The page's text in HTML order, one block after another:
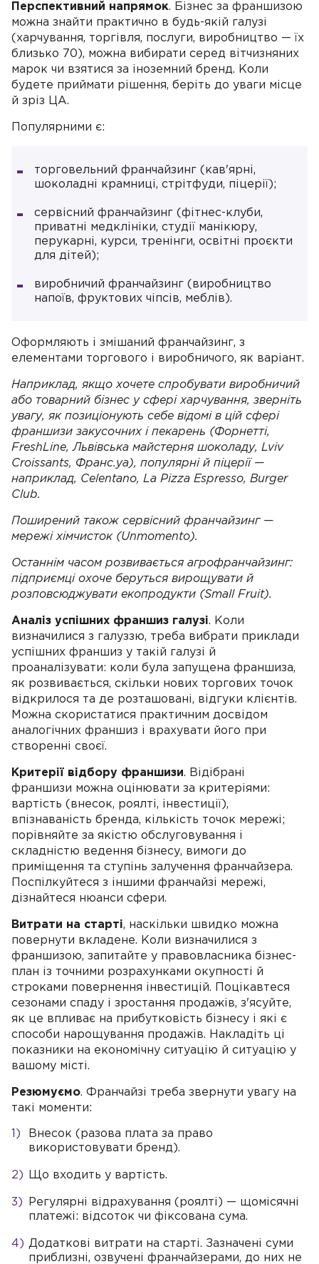
Перспективний напрямок. Бізнес за франшизою
можна знайти практично в будь-якій галузі
(харчування, торгівля, послуги, виробництво — їх
близько 70), можна вибирати серед вітчизняних
марок чи взятися за іноземний бренд. Коли
будете приймати рішення, беріть до уваги місце
й зріз ЦА.
Популярними є:
торговельний франчайзинг (кав'ярні,
шоколадні крамниці, стрітфуди, піцерії);
сервісний франчайзинг (фітнес-клуби,
приватні медклініки, студії манікюру,
перукарні, курси, тренінги, освітні проєкти
для дітей);
виробничий франчайзинг (виробництво
напоїв, фруктових чіпсів, меблів).
Оформляють і змішаний франчайзинг, з
елементами торгового і виробничого, як варіант.
Наприклад, якщо хочете спробувати виробничий
або товарний бізнес у сфері харчування, зверніть
увагу, як позиціонують себе відомі в цій сфері
франшизи закусочних і пекарень (Форнетті,
FreshLine, Львівська майстерня шоколаду, Lviv
Croissants, Франс.уа), популярні й піцерії —
наприклад, Celentano, La Pizza Espresso, Burger
Club.
Поширений також сервісний франчайзинг —
мережі хімчисток (Unmomento).
Останнім часом розвивається агрофранчайзинг:
підприємці охоче беруться вирощувати й
розповсюджувати екопродукти (Small Fruit).
Аналіз успішних франшиз галузі. Коли
визначилися з галуззю, треба вибрати приклади
успішних франшиз у такій галузі й
проаналізувати: коли була запущена франшиза,
як розвивається, скільки нових торгових точок
відкрилося та де розташовані, відгуки клієнтів.
Можна скористатися практичним досвідом
аналогічних франшиз і врахувати його при
створенні своєї.
Критерії відбору франшизи. Відібрані
франшизи можна оцінювати за критеріями:
вартість (внесок, роялті, інвестиції),
впізнаваність бренда, кількість точок мережі;
порівняйте за якістю обслуговування і
складністю ведення бізнесу, вимоги до
приміщення та ступінь залучення франчайзера.
Поспілкуйтеся з іншими франчайзі мережі,
дізнайтеся нюанси сфери.
Витрати на старті, наскільки швидко можна
повернути вкладене. Коли визначилися з
франшизою, запитайте у правовласника бізнес-
план із точними розрахунками окупності й
строками повернення інвестицій. Поцікавтеся
сезонами спаду і зростання продажів, з'ясуйте,
як це впливає на прибутковість бізнесу і які є
способи нарощування продажів. Накладіть ці
показники на економічну ситуацію й ситуацію у
вашому місті.
Резюмуємо. Франчайзі треба звернути увагу на
такі моменти:
Внесок (разова плата за право
використовувати бренд).
Що входить у вартість.
Регулярні відрахування (роялті) — щомісячні
платежі: відсоток чи фіксована сума.
Додаткові витрати на старті. Зазначені суми
приблизні, озвучені франчайзерами, до них не